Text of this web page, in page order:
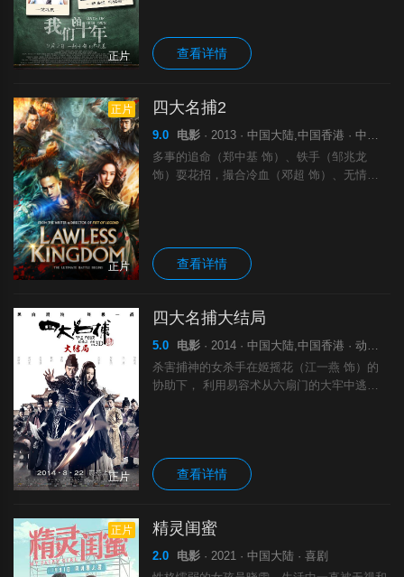
正片 查看详情
正片
正片
四大名捕2
9.0 电影 · 2013 · 中国大陆,中国香港 · 中国大陆 中国香港 动作
多事的追命（郑中基 饰）、铁手（邹兆龙
饰）耍花招，撮合冷血（邓超 饰）、无情
捕.
查看详情
正片
四大名捕大结局
5.0 电影 · 2014 · 中国大陆,中国香港 · 动作 爱情 悬疑 武侠 古装
杀害捕神的女杀手在姬摇花（江一燕 饰）的
协助下， 利用易容术从六扇门的大牢中逃
相，在
查看详情
正片 精灵闺蜜
2.0 电影 · 2021 · 中国大陆 · 喜剧